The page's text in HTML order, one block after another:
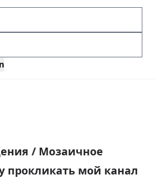
/ Мозаичное
прокликать мой канал